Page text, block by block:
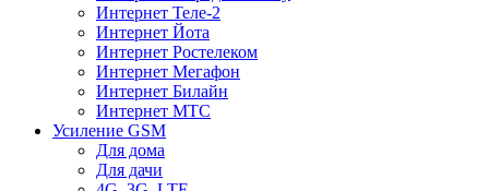
Интернет Теле-2
Интернет Йота
Интернет Ростелеком
Интернет Мегафон
Интернет Билайн
Интернет МТС
Усиление GSM
Для дома
Для дачи